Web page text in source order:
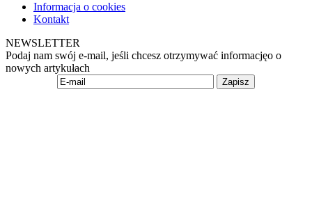
Informacja o cookies
Kontakt
NEWSLETTER
Podaj nam swój e-mail, jeśli chcesz otrzymywać informacjęo o
nowych artykułach
Zapisz